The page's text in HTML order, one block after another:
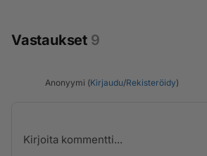
Vastaukset 9
Anonyymi (Kirjaudu/Rekisteröidy)